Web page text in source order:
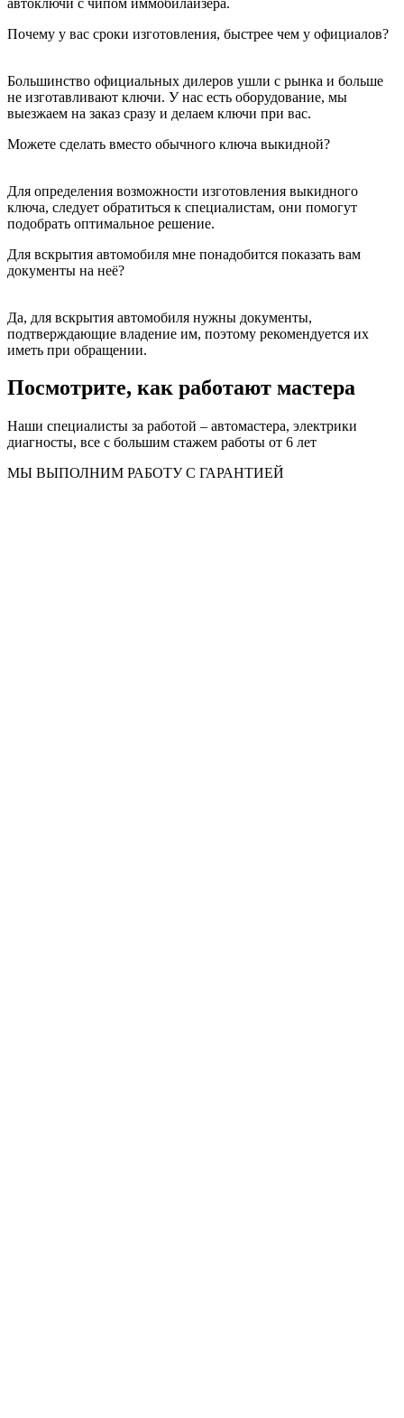
Почему у вас сроки изготовления, быстрее чем у официалов?
Большинство официальных дилеров ушли с рынка и больше
не изготавливают ключи. У нас есть оборудование, мы
выезжаем на заказ сразу и делаем ключи при вас.
Можете сделать вместо обычного ключа выкидной?
Для определения возможности изготовления выкидного
ключа, следует обратиться к специалистам, они помогут
подобрать оптимальное решение.
Для вскрытия автомобиля мне понадобится показать вам
документы на неё?
Да, для вскрытия автомобиля нужны документы,
подтверждающие владение им, поэтому рекомендуется их
иметь при обращении.
Посмотрите, как работают мастера
Наши специалисты за работой – автомастера, электрики
диагносты, все с большим стажем работы от 6 лет
МЫ ВЫПОЛНИМ РАБОТУ С ГАРАНТИЕЙ